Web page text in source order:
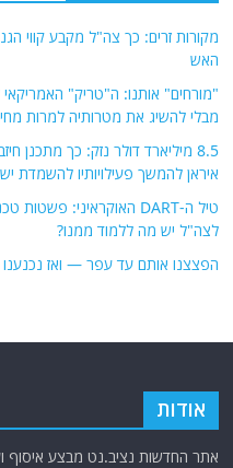
מקורות זרים: כך צה"ל מקבע קווי
האש
"מורחים" אותנו: ה"טריק"
מבלי להשיג את מטרותיה למרות
8.5 מיליארד דולר נזק: כך
איראן להמשך פעילויותיו להשמדת
לצה"ל יש מה ללמוד ממנו?
הפצצנו אותם עד עפר — ואז נכנענו
אודות
אתר החדשות נציב.נט מבצע איסוף